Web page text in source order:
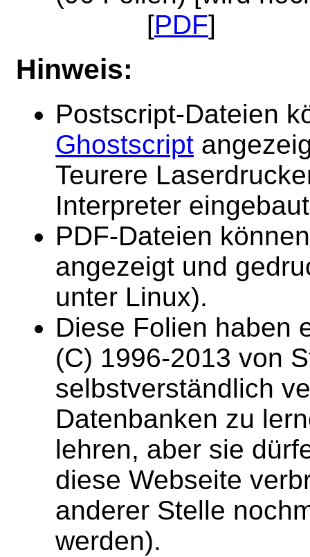
[PDF]
Hinweis:
Postscript-Dateien
Ghostscript
Teurere
Interpreter
PDF-Dateien
angezeigt und
unter Linux).
Diese Folien haben
(C) 1996-2013 von
selbstverständlich
Datenbanken zu
lehren, aber sie
diese Webseite
anderer Stelle
werden).